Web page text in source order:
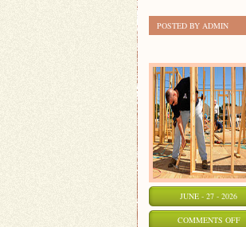
POSTED BY ADMIN
JUNE - 27 - 2026
COMMENTS OFFON